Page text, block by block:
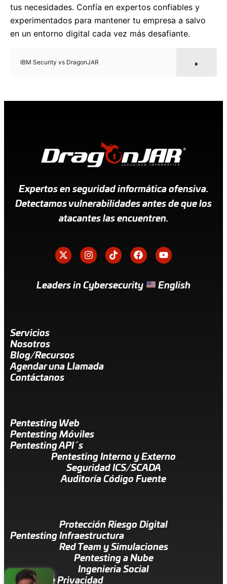
tus necesidades. Confía en expertos confiables y
experimentados para mantener tu empresa a salvo
en un entorno digital cada vez más desafiante.
IBM Security vs DragonJAR
Expertos en seguridad informática ofensiva.
Detectamos vulnerabilidades antes de que los
atacantes las encuentren.
Leaders in Cybersecurity English
Servicios
Nosotros
Blog/Recursos
Agendar una Llamada
Contáctanos
Pentesting Web
Pentesting Móviles
Pentesting API´s
Pentesting Interno y Externo
Seguridad ICS/SCADA
Auditoría Código Fuente
Protección Riesgo Digital
Pentesting Infraestructura
Red Team y Simulaciones
Pentesting a Nube
Ingenieria Social
Política de Privacidad